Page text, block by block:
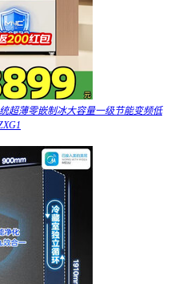
超薄零嵌制冰大容量一级节能变频低